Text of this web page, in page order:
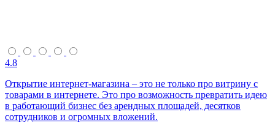
4.8
Открытие интернет-магазина – это не только про витрину с
товарами в интернете. Это про возможность превратить идею
в работающий бизнес без арендных площадей, десятков
сотрудников и огромных вложений.